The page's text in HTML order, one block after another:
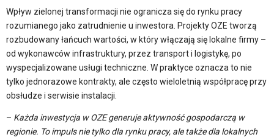
Wpływ zielonej transformacji nie ogranicza się do rynku pracy
rozumianego jako zatrudnienie u inwestora. Projekty OZE tworzą
rozbudowany łańcuch wartości, w który włączają się lokalne firmy –
od wykonawców infrastruktury, przez transport i logistykę, po
wyspecjalizowane usługi techniczne. W praktyce oznacza to nie
tylko jednorazowe kontrakty, ale często wieloletnią współpracę przy
obsłudze i serwisie instalacji.
– Każda inwestycja w OZE generuje aktywność gospodarczą w
regionie. To impuls nie tylko dla rynku pracy, ale także dla lokalnych